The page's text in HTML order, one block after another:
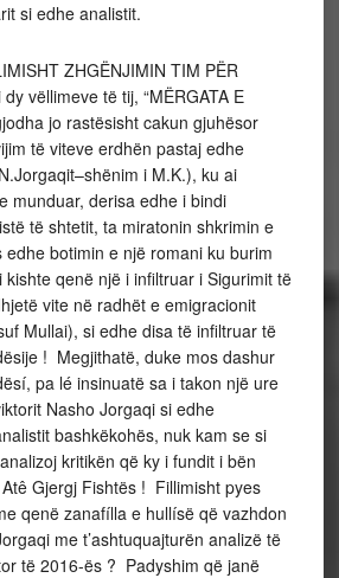
si edhe analistit.
ZHGËNJIMIN TIM PËR
vëllimeve të tij, “MËRGATA E
jo rastësisht cakun gjuhësor
të viteve erdhën pastaj edhe
i M.K.), ku ai
munduar, derisa edhe i bindi
të shtetit, ta miratonin shkrimin e
edhe botimin e një romani ku burim
qenë një i infiltruar i Sigurimit të
vite në radhët e emigracionit
Mullai), si edhe disa të infiltruar të
! Megjithatë, duke mos dashur
pa lé insinuatë sa i takon një ure
Nasho Jorgaqi si edhe
bashkëkohës, nuk kam se si
kritikën që ky i fundit i bën
Gjergj Fishtës ! Fillimisht pyes
qenë zanafílla e hullísë që vazhdon
me t’ashtuquajturën analizë të
të 2016-ës ? Padyshim që janë